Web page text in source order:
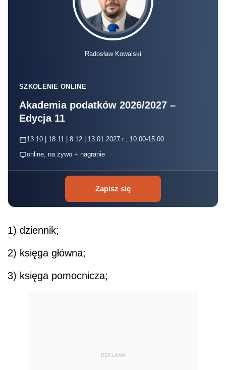
Radosław Kowalski
SZKOLENIE ONLINE
Akademia podatków 2026/2027 –
Edycja 11
13.10 | 18.11 | 8.12 | 13.01.2027 r., 10:00-15:00
online, na żywo + nagranie
Zapisz się
1) dziennik;
2) księga główna;
3) księga pomocnicza;
REKLAMA